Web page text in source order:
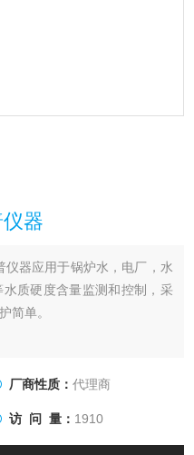
器
仪器应用于锅炉水，电厂，水
质硬度含量监测和控制，采
简单。
厂商性质： 代理商
访 问 量： 1910